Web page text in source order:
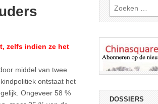
zelfs indien ze het
middel van twee
ontstaat het
Ongeveer 58 %
Zoeken
naar:
DOSSIERS